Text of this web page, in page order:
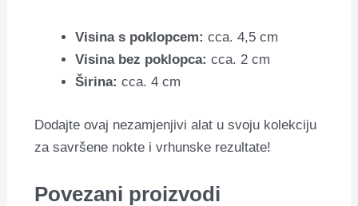
Visina s poklopcem: cca. 4,5 cm
Visina bez poklopca: cca. 2 cm
Širina: cca. 4 cm
Dodajte ovaj nezamjenjivi alat u svoju kolekciju
za savršene nokte i vrhunske rezultate!
Povezani proizvodi